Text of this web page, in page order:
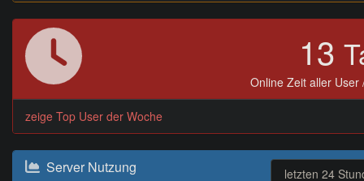
13
Online Zeit aller User
zeige Top User der Woche
Server Nutzung